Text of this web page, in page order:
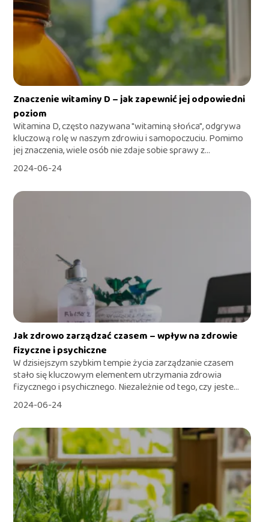
Znaczenie witaminy D – jak zapewnić jej odpowiedni
poziom
Witamina D, często nazywana "witaminą słońca", odgrywa
kluczową rolę w naszym zdrowiu i samopoczuciu. Pomimo
jej znaczenia, wiele osób nie zdaje sobie sprawy z...
2024-06-24
Jak zdrowo zarządzać czasem – wpływ na zdrowie
fizyczne i psychiczne
W dzisiejszym szybkim tempie życia zarządzanie czasem
stało się kluczowym elementem utrzymania zdrowia
fizycznego i psychicznego. Niezależnie od tego, czy jeste...
2024-06-24